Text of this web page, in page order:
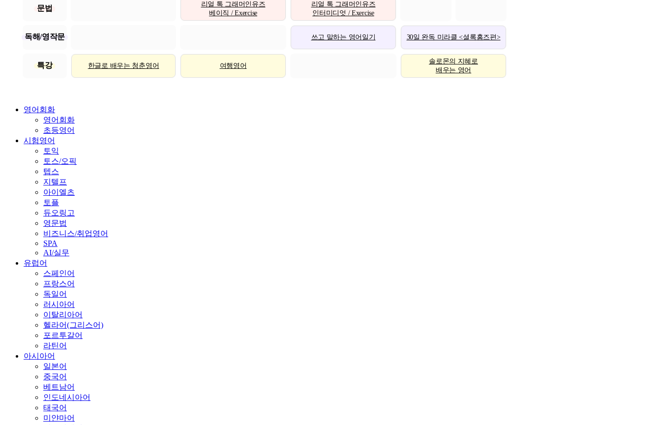
문법
리얼 톡 그래머인유즈
베이직 / Exercise
리얼 톡 그래머인유즈
인터미디엇 / Exercise
독해/영작문 쓰고 말하는 영어일기 30일 완독 미라클 <셜록홈즈편>
특강 한글로 배우는 청춘영어 여행영어
솔로몬의 지혜로
배우는 영어
영어회화
영어회화
초등영어
시험영어
토익
토스/오픽
텝스
지텔프
아이엘츠
토플
듀오링고
영문법
비즈니스/취업영어
SPA
AI/실무
유럽어
스페인어
프랑스어
독일어
러시아어
이탈리아어
헬라어(그리스어)
포르투갈어
라틴어
아시아어
일본어
중국어
베트남어
인도네시아어
태국어
미얀마어